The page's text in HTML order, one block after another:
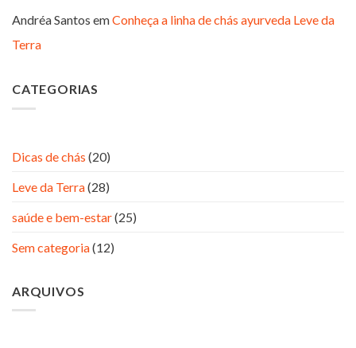
Andréa Santos emConheça a linha de chás ayurveda Leve da
Terra
CATEGORIAS
Dicas de chás (20)
Leve da Terra(28)
saúde e bem-estar(25)
Sem categoria(12)
ARQUIVOS